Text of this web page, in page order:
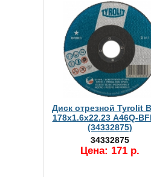
Диск отрезной Tyrolit
178х1.6х22.23 A46Q-
(34332875)
34332875
Цена: 171 р.